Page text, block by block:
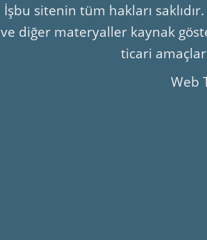
İşbu sitenin tüm hakları
ve diğer materyaller kaynak
ticari
Web